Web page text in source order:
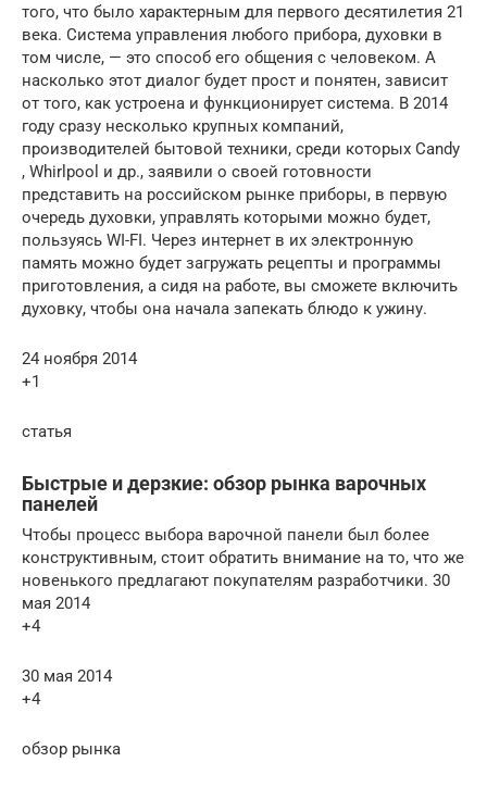
того, что было характерным для первого десятилетия 21
века. Система управления любого прибора, духовки в
том числе, — это способ его общения с человеком. А
насколько этот диалог будет прост и понятен, зависит
от того, как устроена и функционирует система. В 2014
году сразу несколько крупных компаний,
производителей бытовой техники, среди которых Candy
, Whirlpool и др., заявили о своей готовности
представить на российском рынке приборы, в первую
очередь духовки, управлять которыми можно будет,
пользуясь WI-FI. Через интернет в их электронную
память можно будет загружать рецепты и программы
приготовления, а сидя на работе, вы сможете включить
духовку, чтобы она начала запекать блюдо к ужину.
24 ноября 2014
+1
статья
Быстрые и дерзкие: обзор рынка варочных
панелей
Чтобы процесс выбора варочной панели был более
конструктивным, стоит обратить внимание на то, что же
новенького предлагают покупателям разработчики. 30
мая 2014
+4
30 мая 2014
+4
обзор рынка